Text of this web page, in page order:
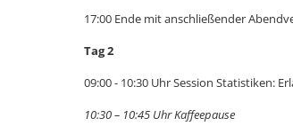
17:00 Ende mit anschließender
Tag 2
09:00 - 10:30 Uhr Session Statistiken:
10:30 – 10:45 Uhr Kaffeepause